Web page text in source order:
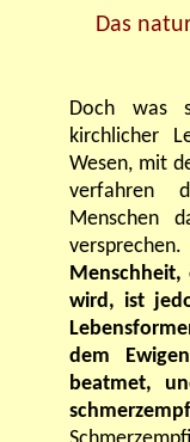
Das
Doch was
kirchlicher
Wesen, mit
verfahren
Menschen
wird, ist
dem
beatmet,